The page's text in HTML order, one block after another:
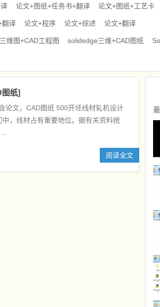
论文+图纸+任务书+翻译 论文+图纸+工艺卡
翻译 论文+程序 论文+综述 论文+翻译
维图+CAD工程图 solidedge三维+CAD图纸
纸]
论文，CAD图纸 500开坯线材轧机设计
，线材占有重要地位。据有关资料统
阅读全文